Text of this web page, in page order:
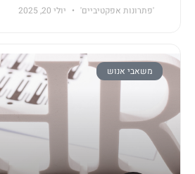
'פתרונות אפקטיביים'
יולי 20, 2025
משאבי אנוש